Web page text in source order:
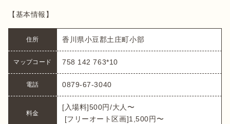
住所 香川県小豆郡土庄町小部
マップコード 758 142 763*10
電話 0879-67-3040
料金
[入場料]500円/大人〜
[フリーオート区画]1,500円〜